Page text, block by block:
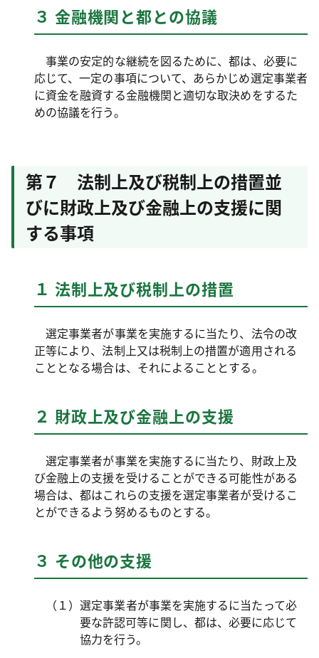
３ 金融機関と都との協議
事業の安定的な継続を図るために、都は、必要に
応じて、一定の事項について、あらかじめ選定事業者
に資金を融資する金融機関と適切な取決めをするた
めの協議を行う。
第７ 法制上及び税制上の措置並
びに財政上及び金融上の支援に関
する事項
１ 法制上及び税制上の措置
選定事業者が事業を実施するに当たり、法令の改
正等により、法制上又は税制上の措置が適用される
こととなる場合は、それによることとする。
２ 財政上及び金融上の支援
選定事業者が事業を実施するに当たり、財政上及
び金融上の支援を受けることができる可能性がある
場合は、都はこれらの支援を選定事業者が受けるこ
とができるよう努めるものとする。
３ その他の支援
（１）選定事業者が事業を実施するに当たって必
要な許認可等に関し、都は、必要に応じて
協力を行う。